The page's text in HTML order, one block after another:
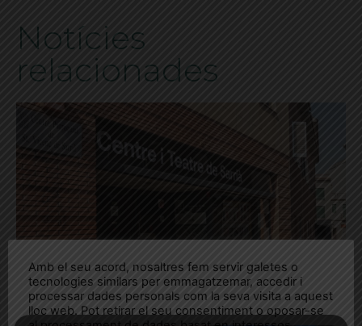
Notícies
relacionades
Amb el seu acord, nosaltres fem servir galetes o
tecnologies similars per emmagatzemar, accedir i
processar dades personals com la seva visita a aquest
lloc web. Pot retirar el seu consentiment o oposar-se